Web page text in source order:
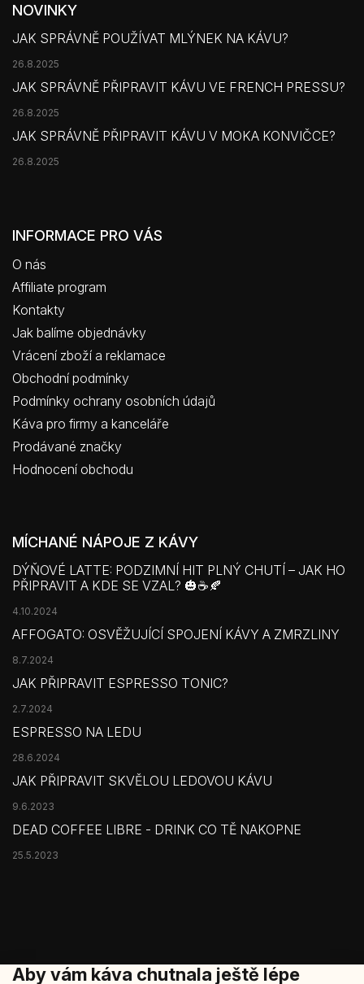
Aby vám káva chutnala ještě lépe
NOVINKY
JAK SPRÁVNĚ POUŽÍVAT MLÝNEK NA KÁVU?
26.8.2025
JAK SPRÁVNĚ PŘIPRAVIT KÁVU VE FRENCH PRESSU?
26.8.2025
JAK SPRÁVNĚ PŘIPRAVIT KÁVU V MOKA KONVIČCE?
26.8.2025
INFORMACE PRO VÁS
O nás
Affiliate program
Kontakty
Jak balíme objednávky
Vrácení zboží a reklamace
Obchodní podmínky
Podmínky ochrany osobních údajů
Káva pro firmy a kanceláře
Prodávané značky
Hodnocení obchodu
MÍCHANÉ NÁPOJE Z KÁVY
DÝŇOVÉ LATTE: PODZIMNÍ HIT PLNÝ CHUTÍ – JAK HO
PŘIPRAVIT A KDE SE VZAL? 🎃☕🍂
4.10.2024
AFFOGATO: OSVĚŽUJÍCÍ SPOJENÍ KÁVY A ZMRZLINY
8.7.2024
JAK PŘIPRAVIT ESPRESSO TONIC?
2.7.2024
ESPRESSO NA LEDU
28.6.2024
JAK PŘIPRAVIT SKVĚLOU LEDOVOU KÁVU
9.6.2023
DEAD COFFEE LIBRE - DRINK CO TĚ NAKOPNE
25.5.2023